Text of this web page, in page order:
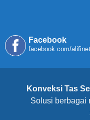
Facebook
facebook.com/
Konveksi Tas
Solusi berbagai